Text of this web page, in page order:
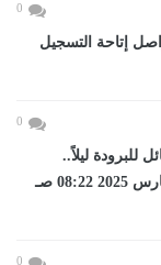
0
يواصل إتاحة التسجيل
0
للبرودة ليلاً..
والعظمى فى القاهرة...اليوم الأحد، 30 مارس 2025 08:22 صـ
0